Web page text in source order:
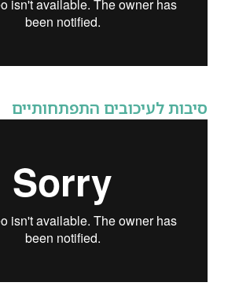
סיבות לעיכובים התפתחותיים